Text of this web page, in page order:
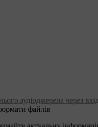
аудіоджерела через
файлів